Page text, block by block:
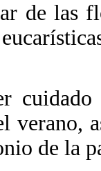
de las
verano,
de la